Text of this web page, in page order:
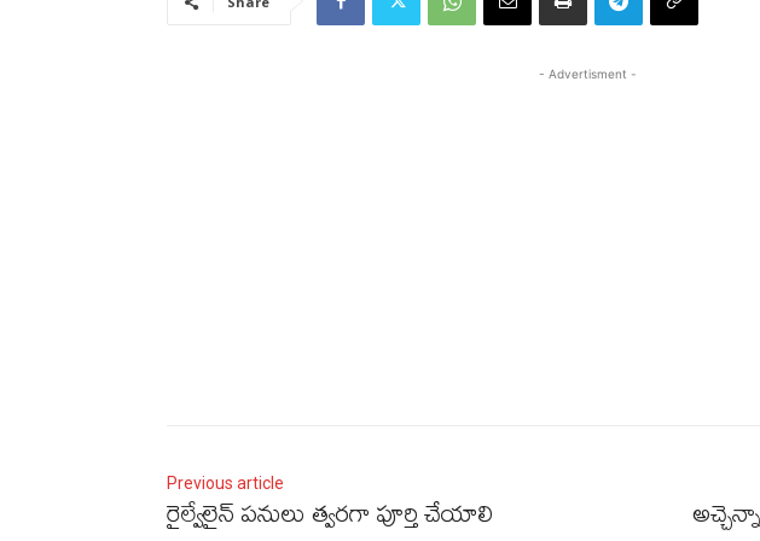
- Advertisment -
Previous article
రైల్వేలైన్‌ పనులు త్వరగా పూర్తి చేయాలి